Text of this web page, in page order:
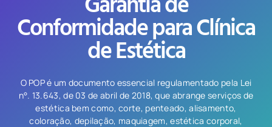
Conformidade para Clínica
de Estética
O POP é um documento essencial regulamentado pela Lei
n°. 13.643, de 03 de abril de 2018, que abrange serviços de
estética bem como, corte, penteado, alisamento,
coloração, depilação, maquiagem, estética corporal,